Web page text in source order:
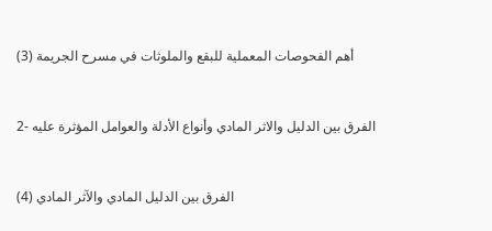
(3) أهم الفحوصات المعملية للبقع والملوثات في مسرح الجريمة
2- الفرق بين الدليل والاثر المادي وأنواع الأدلة والعوامل المؤثرة عليه
(4) الفرق بين الدليل المادي والآثر المادي